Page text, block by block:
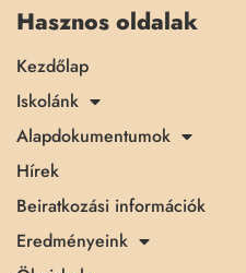
Hasznos oldalak
Kezdőlap
Iskolánk
Alapdokumentumok
Hírek
Beiratkozási információk
Eredményeink